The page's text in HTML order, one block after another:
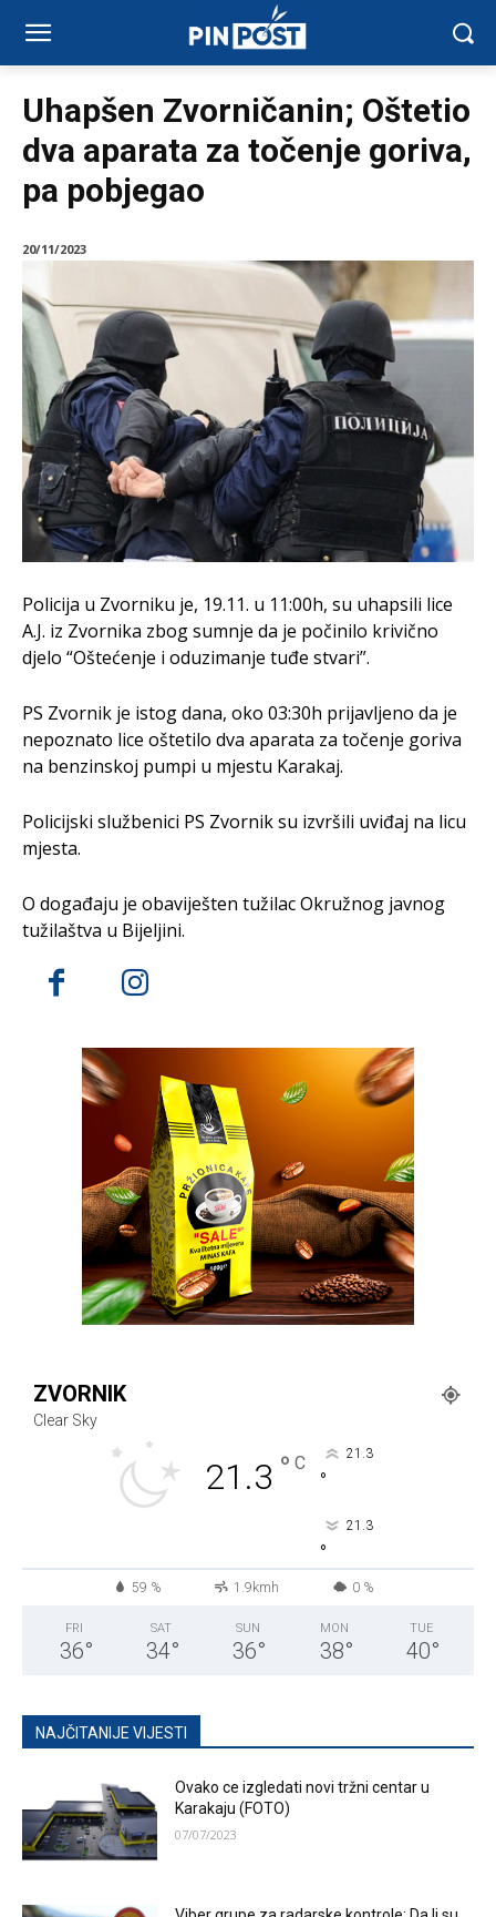
Uhapšen Zvorničanin; Oštetio
dva aparata za točenje goriva,
pa pobjegao
20/11/2023
Policija u Zvorniku je, 19.11. u 11:00h, su uhapsili lice
A.J. iz Zvornika zbog sumnje da je počinilo krivično
djelo “Oštećenje i oduzimanje tuđe stvari”.
PS Zvornik je istog dana, oko 03:30h prijavljeno da je
nepoznato lice oštetilo dva aparata za točenje goriva
na benzinskoj pumpi u mjestu Karakaj.
Policijski službenici PS Zvornik su izvršili uviđaj na licu
mjesta.
O događaju je obaviješten tužilac Okružnog javnog
tužilaštva u Bijeljini.
ZVORNIK
Clear Sky
21.3 ° C 21.3
°
21.3
°
59 % 1.9kmh 0 %
FRI
36°
SAT
34°
SUN
36°
MON
38°
TUE
40°
NAJČITANIJE VIJESTI
Ovako ce izgledati novi tržni centar u
Karakaju (FOTO)
07/07/2023